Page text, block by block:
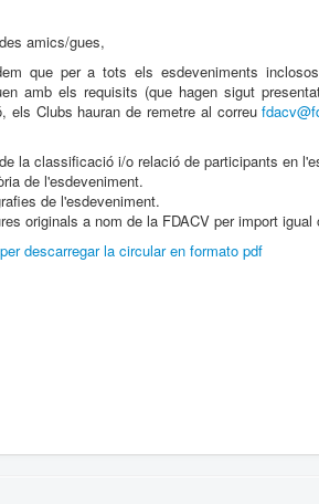
amics/gues,
que per a tots els esdeveniments
amb els requisits (que hagen sigut
els Clubs hauran de remetre al correu
la classificació i/o relació de participants en
de l'esdeveniment.
de l'esdeveniment.
originals a nom de la FDACV per import
descarregar la circular en formato pdf